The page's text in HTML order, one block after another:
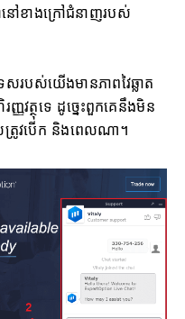
នៅខាងក្រៅជំនាញរបស់
បស់យើងមានភាពវៃឆ្លាត
ញវត្ថុទេ ដូច្នេះពួកគេនឹងមិន
ត្រូវបើក ​​និងពេលណា។